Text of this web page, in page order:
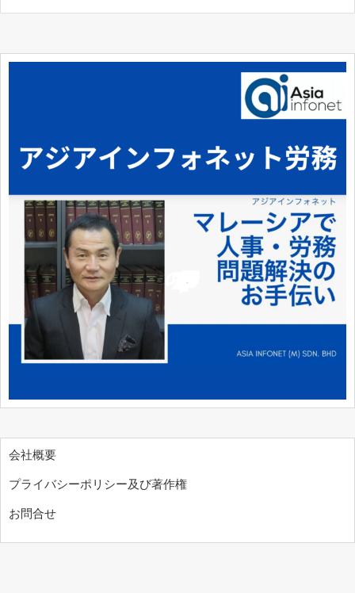
会社概要
プライバシーポリシー及び著作権
お問合せ